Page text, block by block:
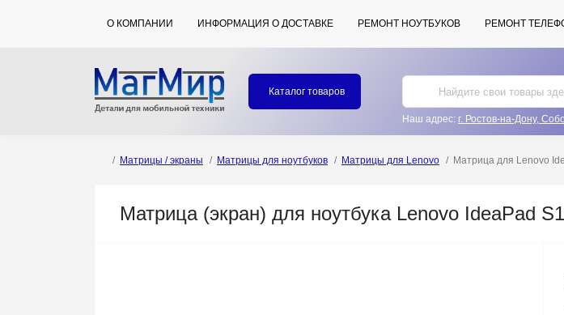
О КОМПАНИИ ИНФОРМАЦИЯ О ДОСТАВКЕ РЕМОНТ НОУТБУКОВ РЕМОНТ
Каталог товаров
Наш адрес: г. Ростов-на-Дону,
Матрицы / экраны Матрицы для ноутбуков Матрицы для Lenovo Матрица для Lenovo
Матрица (экран) для ноутбука Lenovo IdeaPad